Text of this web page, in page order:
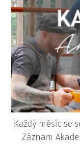
Každý měsíc se
Záznam